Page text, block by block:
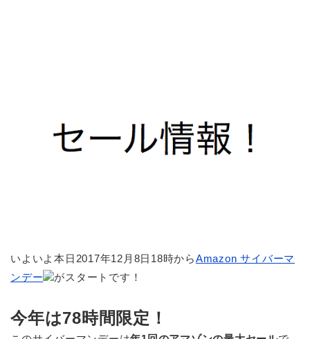
いよいよ本日2017年12月8日18時からAmazon サイバーマ
ンデー
がスタートです！
今年は78時間限定！